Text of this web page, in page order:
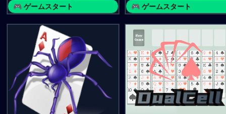
🎮 ゲームスタート 🎮 ゲームスタート